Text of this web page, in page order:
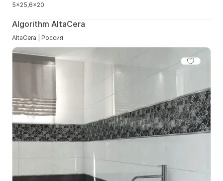
5x25 6x20
Algorithm AltaCera
AltaCera | Россия